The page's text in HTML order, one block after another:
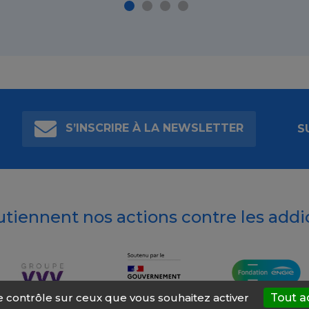
S’INSCRIRE À LA NEWSLETTER
nos actions contre les
contrôle sur ceux que vous souhaitez activer Tout